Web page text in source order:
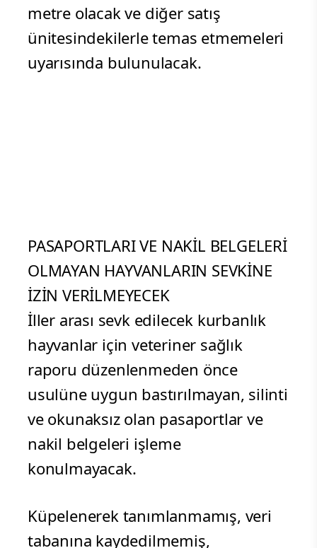
metre olacak ve diğer satış
ünitesindekilerle temas etmemeleri
uyarısında bulunulacak.
PASAPORTLARI VE NAKİL BELGELERİ
OLMAYAN HAYVANLARIN SEVKİNE
İZİN VERİLMEYECEK
İller arası sevk edilecek kurbanlık
hayvanlar için veteriner sağlık
raporu düzenlenmeden önce
usulüne uygun bastırılmayan, silinti
ve okunaksız olan pasaportlar ve
nakil belgeleri işleme
konulmayacak.
Küpelenerek tanımlanmamış, veri
tabanına kaydedilmemiş,